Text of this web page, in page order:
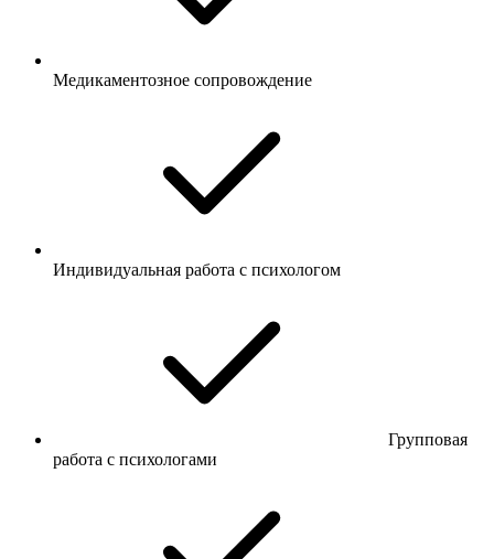
Медикаментозное сопровождение
Индивидуальная работа с психологом
Групповая
работа с психологами